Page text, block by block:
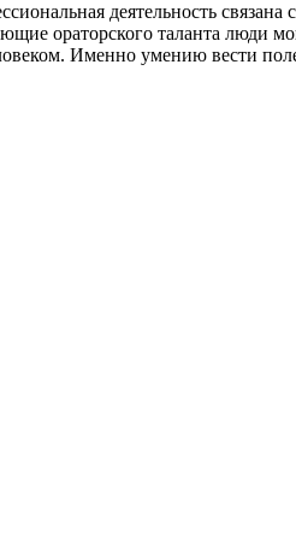
деятельность связана
ораторского таланта люди
Именно умению вести